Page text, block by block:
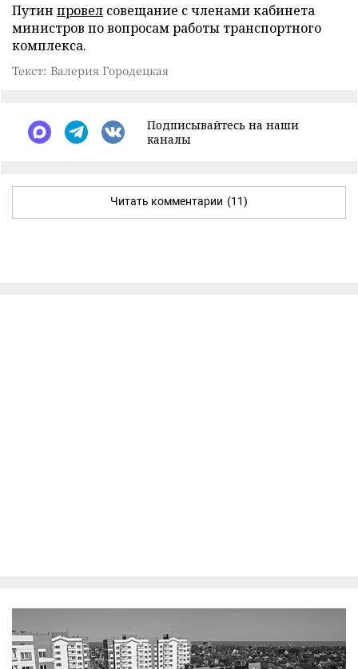
Путин провел совещание с членами кабинета
министров по вопросам работы транспортного
комплекса.
Текст: Валерия Городецкая
Подписывайтесь на наши
каналы
Читать комментарии (11)